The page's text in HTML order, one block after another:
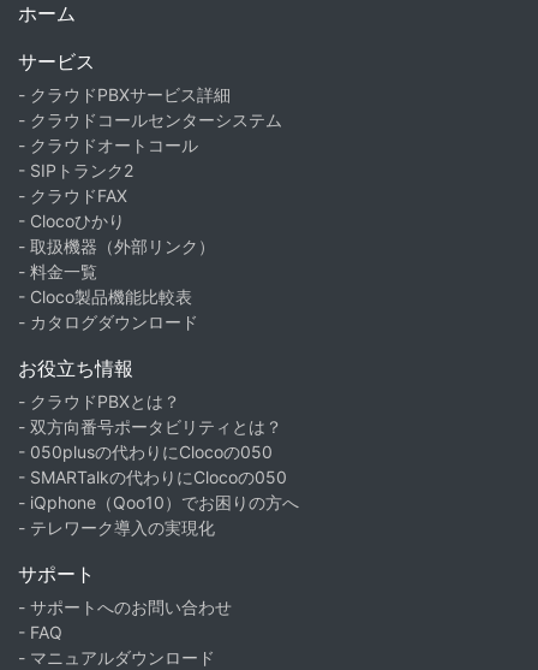
ホーム
サービス
- クラウドPBXサービス詳細
- クラウドコールセンターシステム
- クラウドオートコール
- SIPトランク2
- クラウドFAX
- Clocoひかり
- 取扱機器（外部リンク）
- 料金一覧
- Cloco製品機能比較表
- カタログダウンロード
お役立ち情報
- クラウドPBXとは？
- 双方向番号ポータビリティとは？
- 050plusの代わりにClocoの050
- SMARTalkの代わりにClocoの050
- iQphone（Qoo10）でお困りの方へ
- テレワーク導入の実現化
サポート
- サポートへのお問い合わせ
- FAQ
- マニュアルダウンロード